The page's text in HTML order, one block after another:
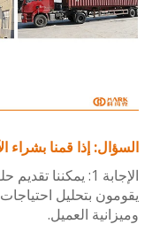
إذا قمنا بشراء الآلات،
الإجابة 1: يمكننا تقديم
بتحليل احتياجات
العميل.